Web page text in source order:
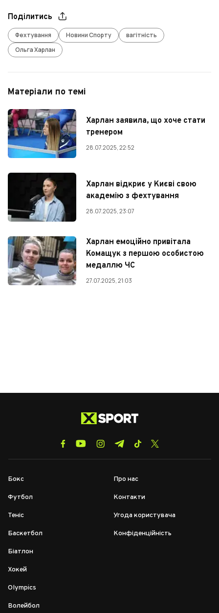
Поділитись
Фехтування Новини Спорту
вагітність
Ольга Харлан
Матеріали по темі
Харлан заявила, що хоче стати
тренером
28.07.2025, 22:52
Харлан відкриє у Києві свою
академію з фехтування
28.07.2025, 23:07
Харлан емоційно привітала
Комащук з першою особистою
медаллю ЧС
27.07.2025, 21:03
Бокс
Футбол
Теніс
Баскетбол
Біатлон
Хокей
Olympics
Волейбол
Про нас
Контакти
Угода користувача
Конфіденційність